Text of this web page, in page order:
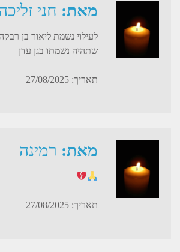
מאת: חני
לעילוי נשמת ליאור בן רבקה
שתהיה נשמתו בגן עדן
תאריך: 27/08/2025
מאת: רמינה
תאריך: 27/08/2025